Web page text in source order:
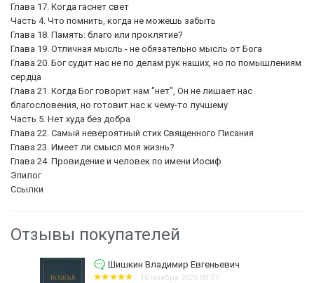
Глава 17. Когда гаснет свет
Часть 4. Что помнить, когда не можешь забыть
Глава 18. Память: благо или проклятие?
Глава 19. Отличная мысль - не обязательно мысль от Бога
Глава 20. Бог судит нас не по делам рук наших, но по помышлениям
сердца
Глава 21. Когда Бог говорит нам "нет", Он не лишает нас
благословения, но готовит нас к чему-то лучшему
Часть 5. Нет худа без добра
Глава 22. Самый невероятный стих Священного Писания
Глава 23. Имеет ли смысл моя жизнь?
Глава 24. Провидение и человек по имени Иосиф
Эпилог
Ссылки
Отзывы покупателей
Шишкин Владимир Евгеньевич
10 ноября 2025 08:57